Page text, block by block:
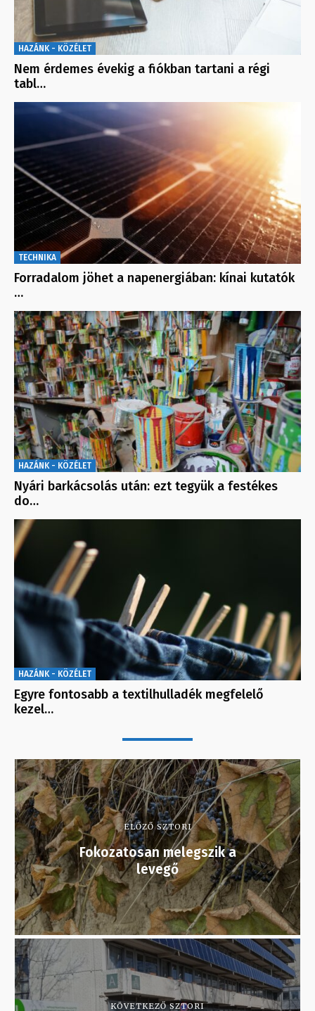
HAZÁNK - KÖZÉLET
Nem érdemes évekig a fiókban tartani a régi
tabl…
TECHNIKA
Forradalom jöhet a napenergiában: kínai kutatók
…
HAZÁNK - KÖZÉLET
Nyári barkácsolás után: ezt tegyük a festékes
do…
HAZÁNK - KÖZÉLET
Egyre fontosabb a textilhulladék megfelelő
kezel…
ELŐZŐ SZTORI
Fokozatosan melegszik a
levegő
KÖVETKEZŐ SZTORI